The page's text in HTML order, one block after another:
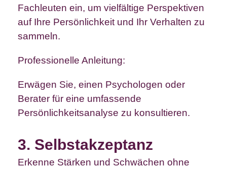
Fachleuten ein, um vielfältige Perspektiven
auf Ihre Persönlichkeit und Ihr Verhalten zu
sammeln.
Professionelle Anleitung:
Erwägen Sie, einen Psychologen oder
Berater für eine umfassende
Persönlichkeitsanalyse zu konsultieren.
3. Selbstakzeptanz
Erkenne Stärken und Schwächen ohne